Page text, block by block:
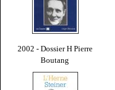
2002 - Dossier H Pierre
Boutang